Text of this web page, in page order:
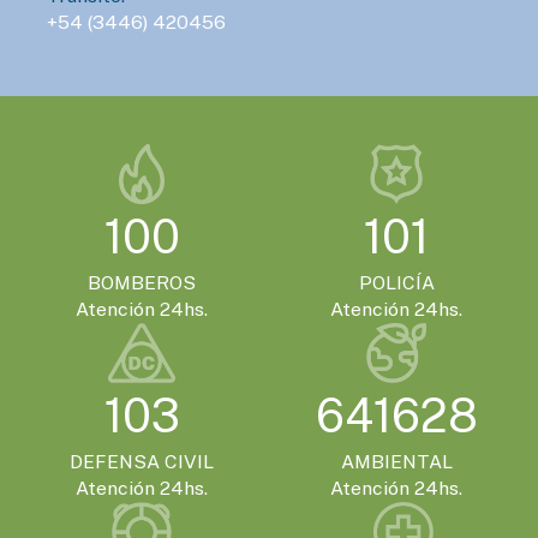
SÁBADO 21 DE NOVIEMBRE - 20:00HS.
en Gualeguaychú
+54 (3446) 420456
100
BOMBEROS
Atención 24hs.
101
POLICÍA
Atención 24hs.
103
DEFENSA CIVIL
Atención 24hs.
641628
AMBIENTAL
Atención 24hs.